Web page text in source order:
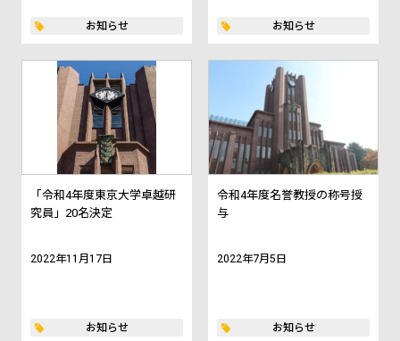
お知らせ お知らせ
「令和4年度東京大学卓越研
究員」20名決定
2022年11月17日
お知らせ
令和4年度名誉教授の称号授
与
2022年7月5日
お知らせ